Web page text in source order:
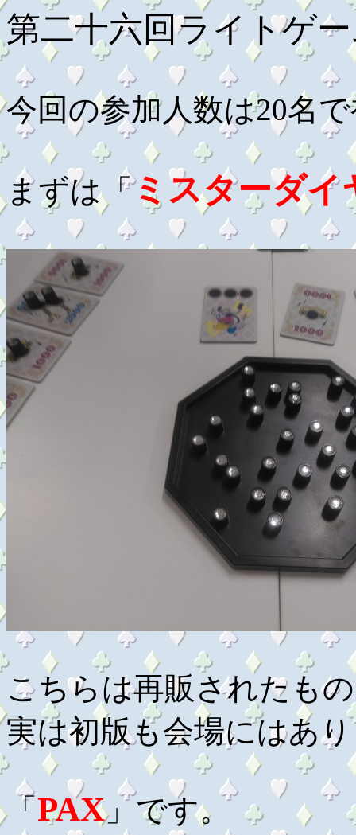
第二十六回ライトゲ
今回の参加人数は20名
まずは「ミスターダイ
こちらは再販されたも
実は初版も会場にはあ
「 PAX」です。